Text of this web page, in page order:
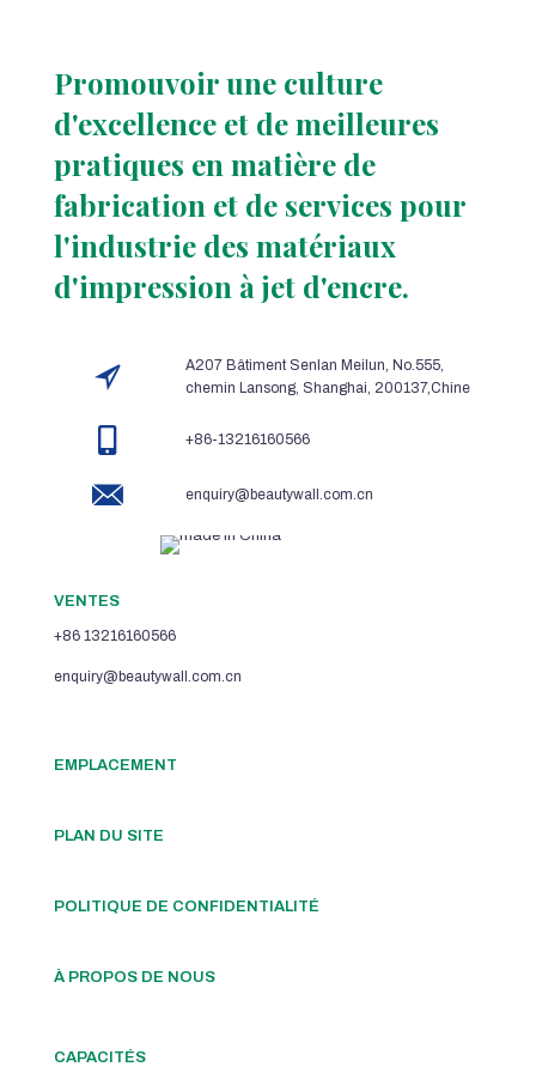
Promouvoir une culture
d'excellence et de meilleures
pratiques en matière de
fabrication et de services pour
l'industrie des matériaux
d'impression à jet d'encre.
A207 Bâtiment Senlan Meilun, No.555,
chemin Lansong, Shanghai, 200137,Chine
+86-13216160566
enquiry@beautywall.com.cn
VENTES
+86 13216160566
enquiry@beautywall.com.cn
EMPLACEMENT
PLAN DU SITE
POLITIQUE DE CONFIDENTIALITÉ
À PROPOS DE NOUS
CAPACITÉS